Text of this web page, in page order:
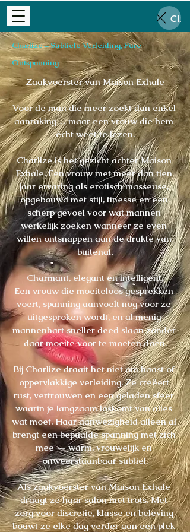
Close
Charlize – Subtiele Verleiding, Pure
Ontspanning
Zaakvoerster van Maison Exhale
Voor de man die meer zoekt dan enkel
aanraking… maar een vrouw die hem
écht weet te lezen.
Charlize is het gezicht achter Maison
Exhale. Een vrouw met meer dan tien
jaar ervaring als erotisch masseuse,
opgebouwd met stijl, finesse en een
scherp gevoel voor wat mannen
werkelijk zoeken wanneer ze even
willen ontsnappen aan de drukte van
buitenaf.
Charmant, elegant en intelligent.
Een vrouw die moeiteloos gesprekken
voert, spanning aanvoelt nog voor ze
uitgesproken wordt, en al menig
mannenhart sneller deed slaan zonder
daar moeite voor te moeten doen.
Bij Charlize draait het niet om haast of
oppervlakkige verleiding. Ze creëert
rust, vertrouwen en een geladen sfeer
waarin je langzaam loskomt van alles
wat moet. Haar aanwezigheid alleen al
brengt een bepaalde spanning met zich
mee — warm, vrouwelijk en
onweerstaanbaar subtiel.
Als zaakvoerster van Maison Exhale
draagt ze haar salon met trots. Met
zorg voor discretie, klasse en beleving
bouwt ze elke dag verder aan een plek